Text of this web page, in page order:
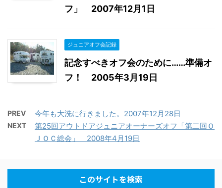
フ」 2007年12月1日
ジュニアオフ会記録
記念すべきオフ会のために……準備オ
フ！ 2005年3月19日
PREV 今年も大洗に行きました。2007年12月28日
NEXT
第25回アウトドアジュニアオーナーズオフ「第二回Ｏ
ＪＯＣ総会」 2008年4月19日
このサイトを検索